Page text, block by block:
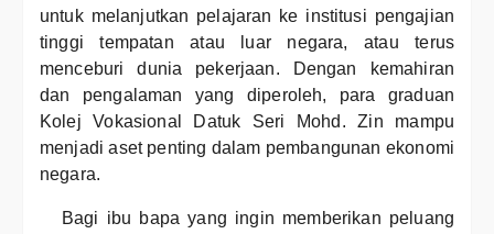
untuk melanjutkan pelajaran ke institusi pengajian
tinggi tempatan atau luar negara, atau terus
menceburi dunia pekerjaan. Dengan kemahiran
dan pengalaman yang diperoleh, para graduan
Kolej Vokasional Datuk Seri Mohd. Zin mampu
menjadi aset penting dalam pembangunan ekonomi
negara.
Bagi ibu bapa yang ingin memberikan peluang